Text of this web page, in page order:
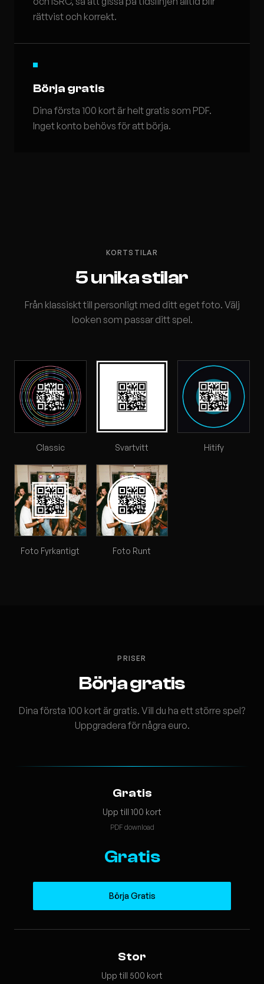
rättvist och korrekt.
Börja gratis
Dina första 100 kort är helt gratis som PDF.
Inget konto behövs för att börja.
KORTSTILAR
5 unika stilar
Från klassiskt till personligt med ditt eget foto. Välj
looken som passar ditt spel.
Classic Svartvitt Hitify
Foto Fyrkantigt Foto Runt
PRISER
Börja gratis
Dina första 100 kort är gratis. Vill du ha ett större spel?
Uppgradera för några euro.
Gratis
Upp till 100 kort
PDF download
Gratis
Börja Gratis
Stor
Upp till 500 kort